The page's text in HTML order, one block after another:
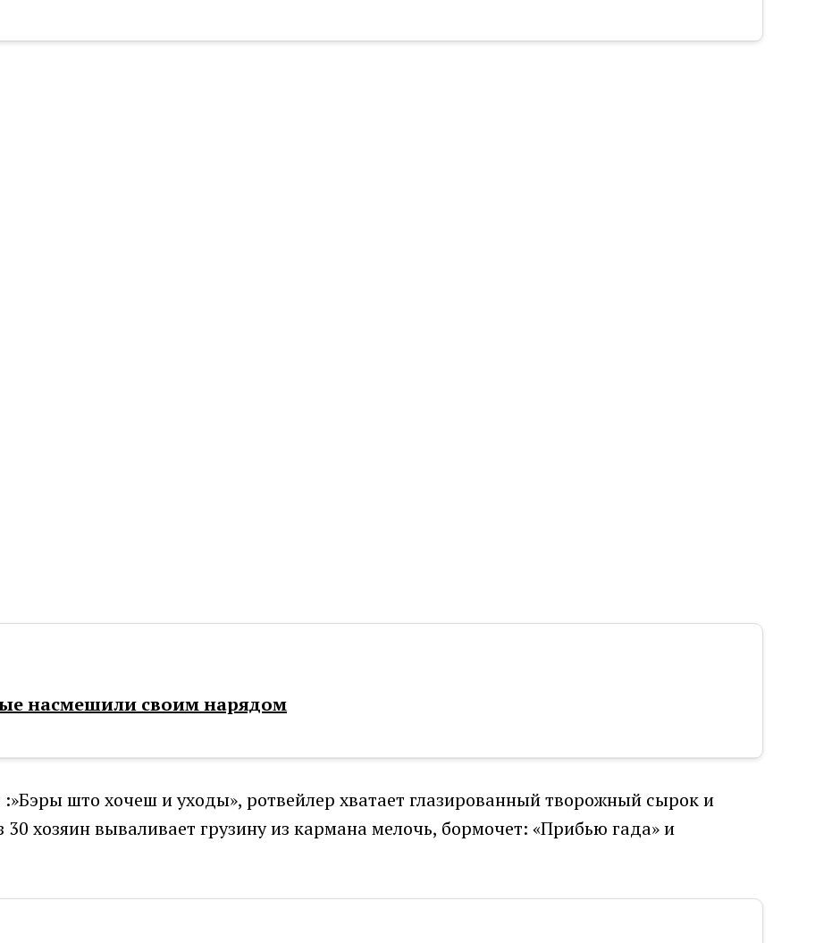
насмешили своим нарядом
што хочеш и уходы», ротвейлер хватает глазированный творожный сырок и
хозяин вываливает грузину из кармана мелочь, бормочет: «Прибью гада» и